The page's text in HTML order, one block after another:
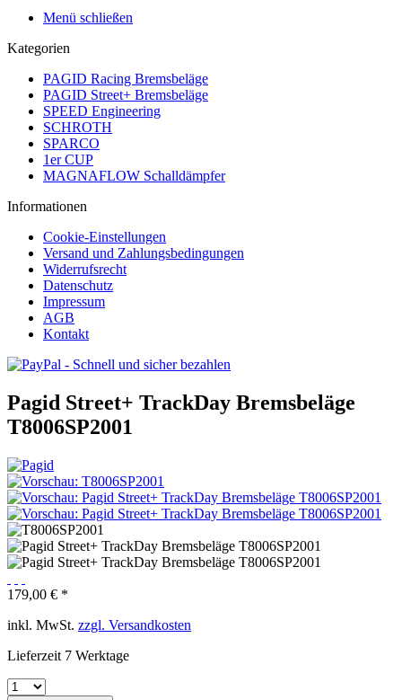
Menü schließen
Kategorien
PAGID Racing Bremsbeläge
PAGID Street+ Bremsbeläge
SPEED Engineering
SCHROTH
SPARCO
1er CUP
MAGNAFLOW Schalldämpfer
Informationen
Cookie-Einstellungen
Versand und Zahlungsbedingungen
Widerrufsrecht
Datenschutz
Impressum
AGB
Kontakt
Pagid Street+ TrackDay Bremsbeläge
T8006SP2001
179,00 € *
inkl. MwSt. zzgl. Versandkosten
Lieferzeit 7 Werktage